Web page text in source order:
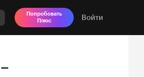
Попробовать
Плюс
Войти
–